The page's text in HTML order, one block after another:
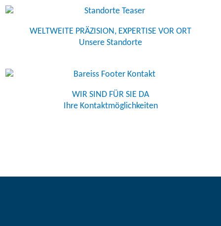
WELTWEITE PRÄZISION, EXPERTISE VOR ORT
Unsere Standorte
WIR SIND FÜR SIE DA
Ihre Kontaktmöglichkeiten